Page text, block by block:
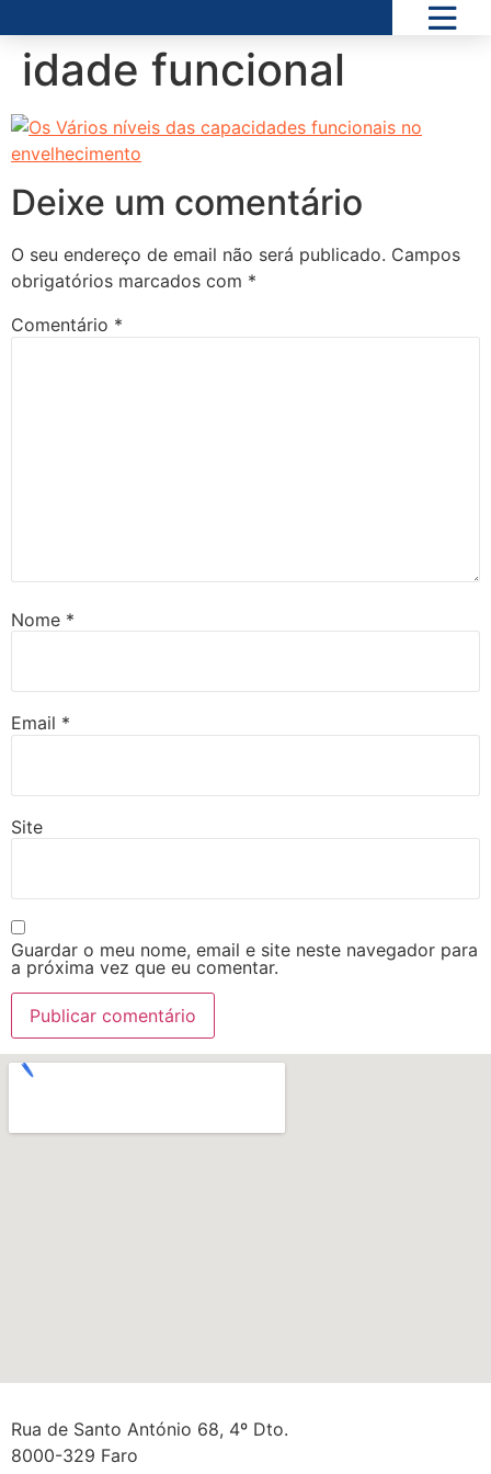
idade funcional
Deixe um comentário
O seu endereço de email não será publicado. Campos
obrigatórios marcados com *
Comentário *
Nome *
Email *
Site
Guardar o meu nome, email e site neste navegador para
a próxima vez que eu comentar.
Rua de Santo António 68, 4º Dto.
8000-329 Faro